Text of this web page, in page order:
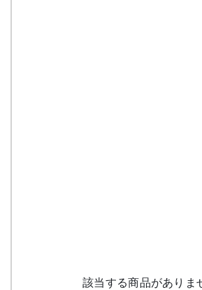
該当する商品がありま